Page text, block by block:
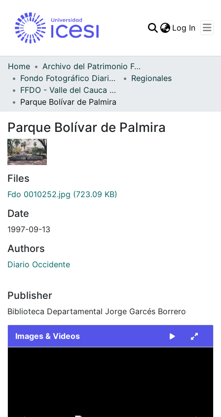
Statistics
Log In
Home
Archivo del Patrimonio Fotográfico y Fílmico del Valle del Cauca
Fondo Fotográfico Diario Occidente
Regionales
FFDO - Valle del Cauca - Patrimonial
Parque Bolívar de Palmira
Parque Bolívar de Palmira
Files
Fdo 0010252.jpg (723.09 KB)
Date
1997-09-13
Authors
Diario Occidente
Publisher
Biblioteca Departamental Jorge Garcés Borrero
Images & Videos